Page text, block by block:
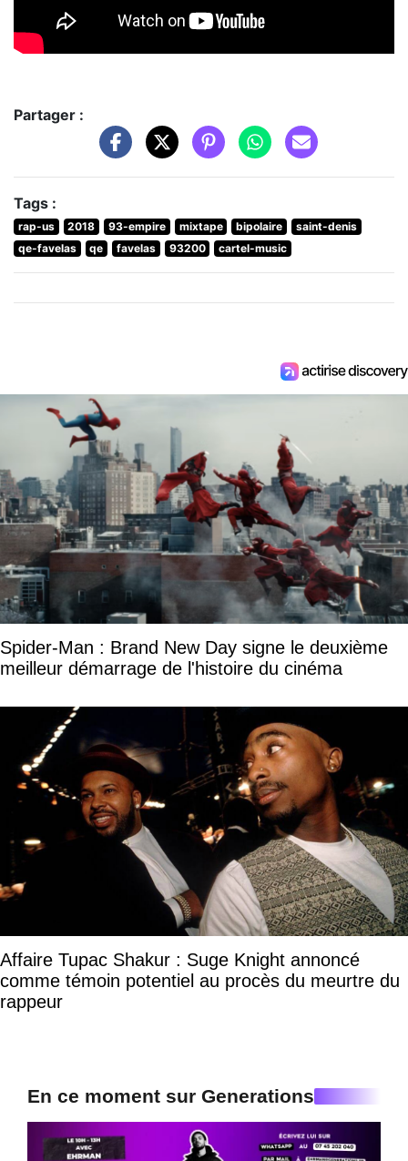
Partager :
Tags :
rap-us 2018 93-empire mixtape bipolaire
saint-denis
qe-favelas
qe favelas 93200 cartel-music
Spider-Man : Brand New Day signe le deuxième
meilleur démarrage de l'histoire du cinéma
Affaire Tupac Shakur : Suge Knight annoncé
comme témoin potentiel au procès du meurtre du
rappeur
En ce moment sur Generations